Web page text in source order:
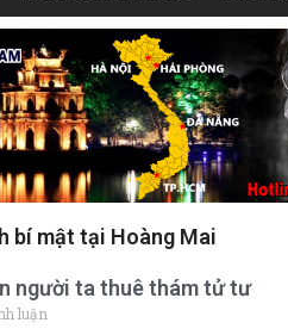
bí mật tại Hoàng Mai
người ta thuê thám tử tư
luận